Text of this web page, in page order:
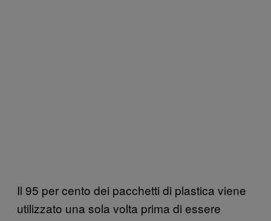
Il 95 per cento dei pacchetti di plastica viene
utilizzato una sola volta prima di essere